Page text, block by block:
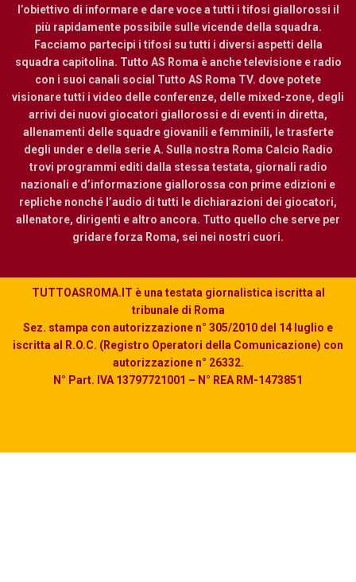
l’obiettivo di informare e dare voce a tutti i tifosi giallorossi il
più rapidamente possibile sulle vicende della squadra.
Facciamo partecipi i tifosi su tutti i diversi aspetti della
squadra capitolina. Tutto AS Roma è anche televisione e radio
con i suoi canali social Tutto AS Roma TV. dove potete
visionare tutti i video delle conferenze, delle mixed-zone, degli
arrivi dei nuovi giocatori giallorossi e di eventi in diretta,
allenamenti delle squadre giovanili e femminili, le trasferte
degli under e della serie A. Sulla nostra Roma Calcio Radio
trovi programmi editi dalla stessa testata, giornali radio
nazionali e d’informazione giallorossa con prime edizioni e
repliche nonché l’audio di tutti le dichiarazioni dei giocatori,
allenatore, dirigenti e altro ancora. Tutto quello che serve per
gridare forza Roma, sei nei nostri cuori.
TUTTOASROMA.IT è una testata giornalistica iscritta al
tribunale di Roma
Sez. stampa con autorizzazione n° 305/2010 del 14 luglio e
iscritta al R.O.C. (Registro Operatori della Comunicazione) con
autorizzazione n° 26332.
N° Part. IVA 13797721001 – N° REA RM-1473851